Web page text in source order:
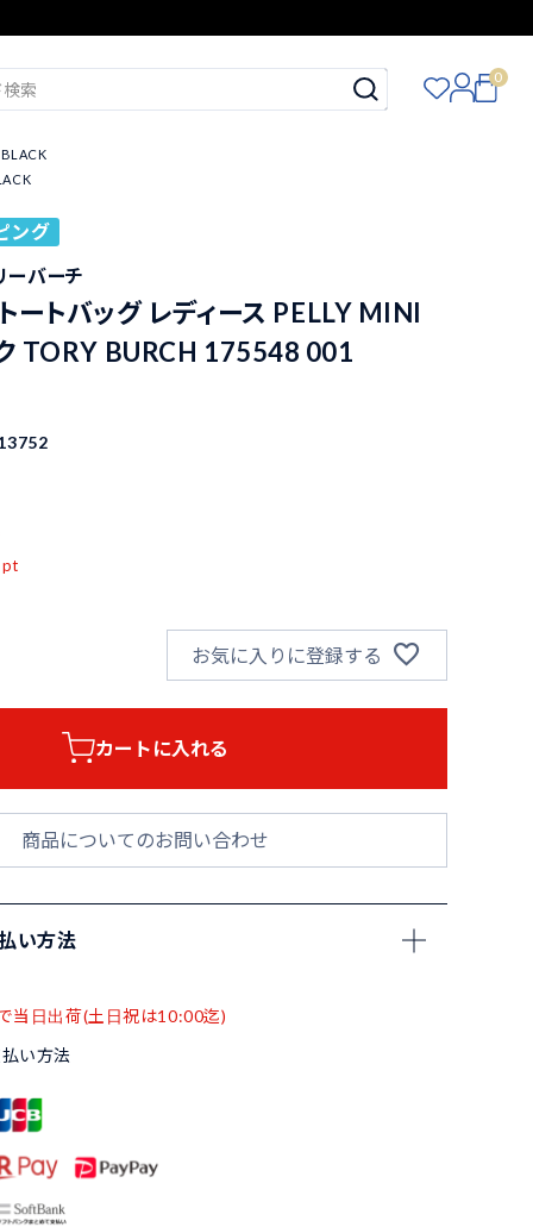
0
ング
ーバーチ
ートバッグ レディース PELLY MINI
TORY BURCH 175548 001
pt
お気に入りに登録する
カートに入れる
商品についてのお問い合わせ
い方法
当日出荷(土日祝は10:00迄)
い方法